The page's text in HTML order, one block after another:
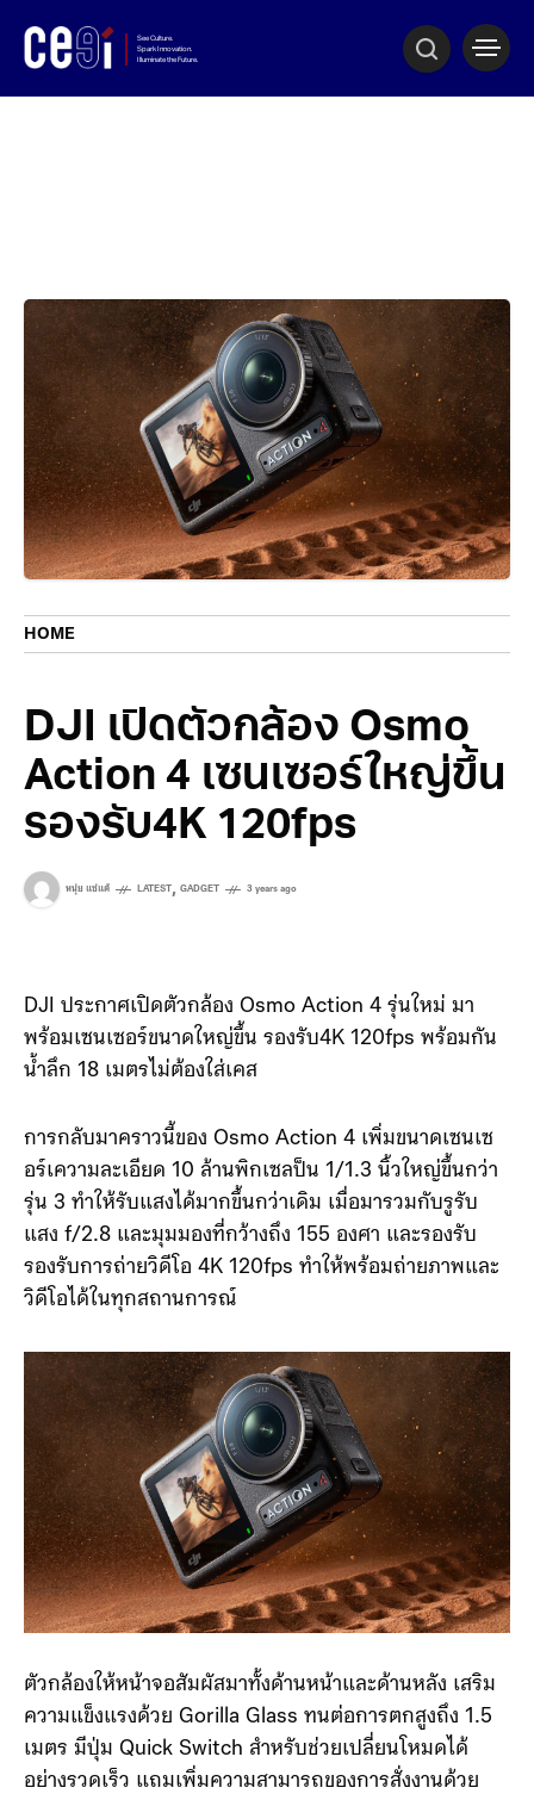
HOME
DJI เปิดตัวกล้อง Osmo
Action 4 เซนเซอร์ใหญ่ขึ้น
รองรับ4K 120fps
หนุ่ย แซ่แต้ LATEST , GADGET 3 years ago
DJI ประกาศเปิดตัวกล้อง Osmo Action 4 รุ่นใหม่ มา
พร้อมเซนเซอร์ขนาดใหญ่ขึ้น รองรับ4K 120fps พร้อมกัน
น้ำลึก 18 เมตรไม่ต้องใส่เคส
การกลับมาคราวนี้ของ Osmo Action 4 เพิ่มขนาดเซนเซ
อร์เความละเอียด 10 ล้านพิกเซลป็น 1/1.3 นิ้วใหญ่ขึ้นกว่า
รุ่น 3 ทำให้รับแสงได้มากขึ้นกว่าเดิม เมื่อมารวมกับรูรับ
แสง f/2.8 และมุมมองที่กว้างถึง 155 องศา และรองรับ
รองรับการถ่ายวิดีโอ 4K 120fps ทำให้พร้อมถ่ายภาพและ
วิดีโอได้ในทุกสถานการณ์
ตัวกล้องให้หน้าจอสัมผัสมาทั้งด้านหน้าและด้านหลัง เสริม
ความแข็งแรงด้วย Gorilla Glass ทนต่อการตกสูงถึง 1.5
เมตร มีปุ่ม Quick Switch สำหรับช่วยเปลี่ยนโหมดได้
อย่างรวดเร็ว แถมเพิ่มความสามารถของการสั่งงานด้วย